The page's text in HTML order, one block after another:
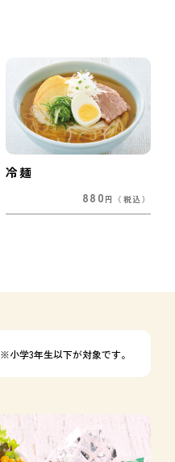
冷麺
880 円 （税込）
※小学3年生以下が対象です。